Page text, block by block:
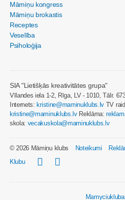
Māmiņu kongress
Māmiņu brokastis
Receptes
Veselība
Psiholoģija
SIA "Lietišķās kreativitātes grupa"
Vīlandes iela 1-2, Rīga, LV - 1010, Tālr.
Internets: kristine@maminuklubs.lv TV
kristine@maminuklubs.lvReklāma:
skola: vecakuskola@maminuklubs.lv
© 2026 Māmiņu klubs Noteikumi
Klubu